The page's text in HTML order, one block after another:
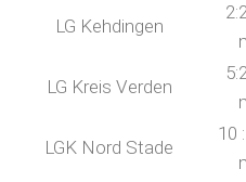
LG Kehdingen
LG Kreis Verden
LGK Nord Stade
10